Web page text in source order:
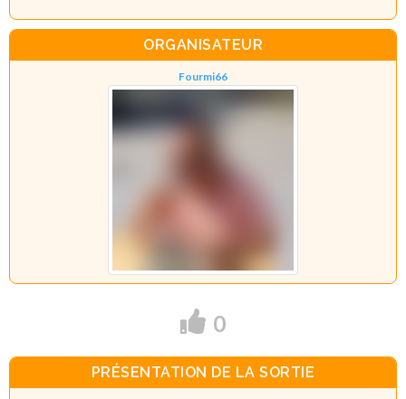
ORGANISATEUR
Fourmi66
0
PRÉSENTATION DE LA SORTIE